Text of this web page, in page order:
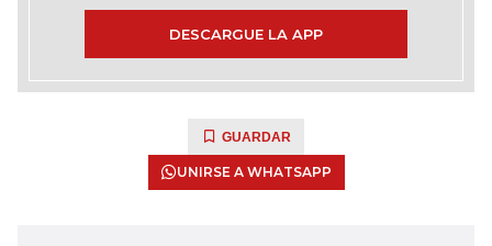
DESCARGUE LA APP
GUARDAR
UNIRSE A WHATSAPP